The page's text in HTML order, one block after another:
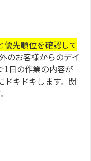
優先順位を確認して
のお客様からのデイ
1日の作業の内容が
キドキします。関